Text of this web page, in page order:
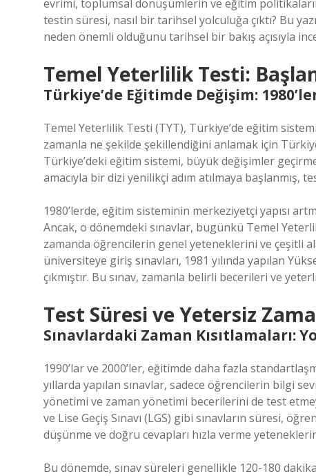
evrimi, toplumsal dönüşümlerin ve eğitim
testin süresi, nasıl bir tarihsel yolculuğa çıktı? Bu
neden önemli olduğunu tarihsel bir bakış açısıyla
Temel Yeterlilik Testi:
Türkiye’de Eğitimde Değişim:
Temel Yeterlilik Testi (TYT), Türkiye’de eğitim
zamanla ne şekilde şekillendiğini anlamak için
Türkiye’deki eğitim sistemi, büyük değişimler
amacıyla bir dizi yenilikçi adım atılmaya başlanmış,
1980’lerde, eğitim sisteminin merkeziyetçi yapısı
Ancak, o dönemdeki sınavlar, bugünkü Temel
zamanda öğrencilerin genel yeteneklerini ve çeşitli
üniversiteye giriş sınavları, 1981 yılında yapılan
çıkmıştır. Bu sınav, zamanla belirli becerileri ve
Test Süresi ve Yetersiz
Sınavlardaki Zaman Kısıtlamaları:
1990’lar ve 2000’ler, eğitimde daha fazla
yıllarda yapılan sınavlar, sadece öğrencilerin bilgi
yönetimi ve zaman yönetimi becerilerini de test
ve Lise Geçiş Sınavı (LGS) gibi sınavların süresi,
düşünme ve doğru cevapları hızla verme
Bu dönemde, sınav süreleri genellikle 120-180